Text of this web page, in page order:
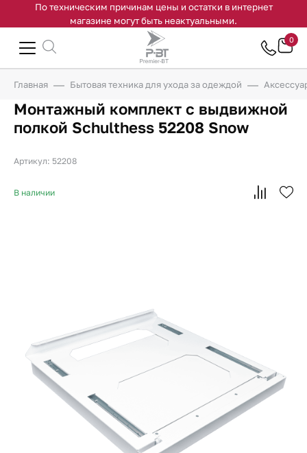
По техническим причинам цены и остатки в интернет
магазине могут быть неактуальными.
0
Главная Бытовая техника для ухода за одеждой
Монтажный комплект c выдвижной
полкой Schulthess 52208 Snow
Артикул: 52208
В наличии